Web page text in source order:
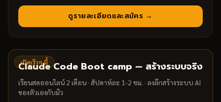
ดูรายละเอียดและสมัคร →
เปิดเร็วๆ นี้
Claude Code Boot camp — สร้างระบบจริง
เรียนสดออนไลน์ 2 เดือน · สัปดาห์ละ 1-2 ชม. · ลงลึกสร้างระบบ AI
ของตัวเองกับมิว